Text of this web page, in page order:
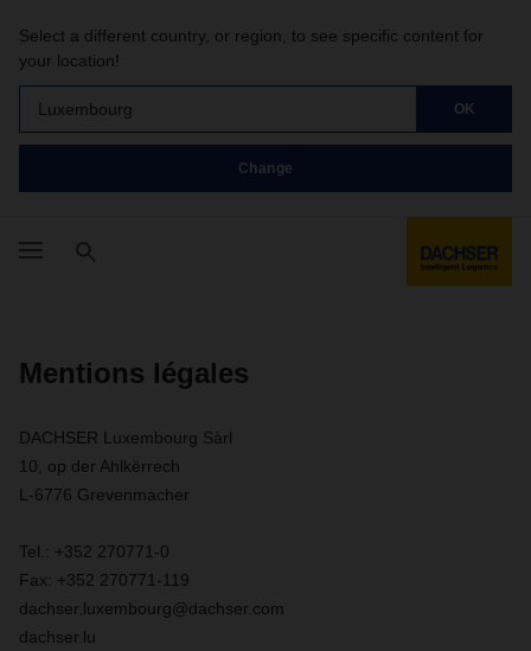
Select a different country, or region, to see specific content for
your location!
Luxembourg OK
Change
Mentions légales
DACHSER Luxembourg Sàrl
10, op der Ahlkërrech
L-6776 Grevenmacher
Tel.: +352 270771-0
Fax: +352 270771-119
dachser.luxembourg@dachser.com
dachser.lu